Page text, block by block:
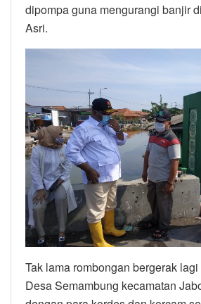
dipompa guna mengurangi banjir
Asri.
Tak lama rombongan bergerak
Desa Semambung kecamatan